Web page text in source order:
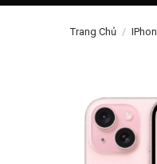
Trang Chủ /